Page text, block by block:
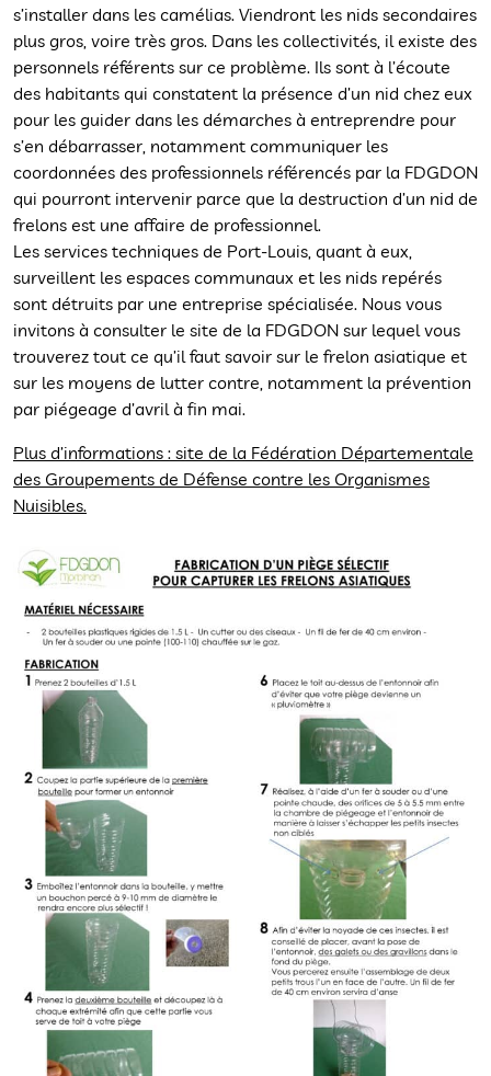
s’installer dans les camélias. Viendront les nids secondaires
plus gros, voire très gros. Dans les collectivités, il existe des
personnels référents sur ce problème. Ils sont à l’écoute
des habitants qui constatent la présence d’un nid chez eux
pour les guider dans les démarches à entreprendre pour
s’en débarrasser, notamment communiquer les
coordonnées des professionnels référencés par la FDGDON
qui pourront intervenir parce que la destruction d’un nid de
frelons est une affaire de professionnel.
Les services techniques de Port-Louis, quant à eux,
surveillent les espaces communaux et les nids repérés
sont détruits par une entreprise spécialisée. Nous vous
invitons à consulter le site de la FDGDON sur lequel vous
trouverez tout ce qu’il faut savoir sur le frelon asiatique et
sur les moyens de lutter contre, notamment la prévention
par piégeage d’avril à fin mai.
Plus d’informations : site de la Fédération Départementale
des Groupements de Défense contre les Organismes
Nuisibles.